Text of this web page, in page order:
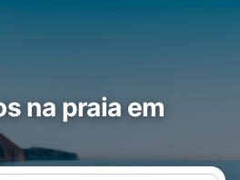
na praia em